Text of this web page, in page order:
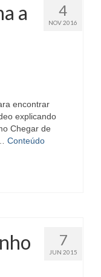
4
NOV 2016
a
encontrar
explicando
Chegar de
Conteúdo
7
JUN 2015